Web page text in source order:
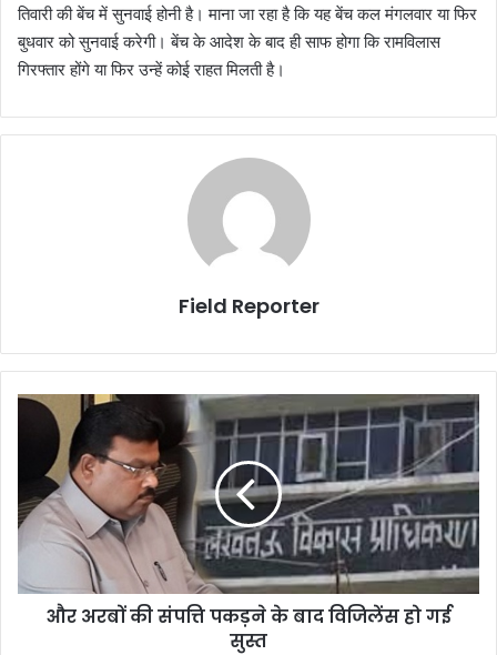
तिवारी की बेंच में सुनवाई होनी है। माना जा रहा है कि यह बेंच कल मंगलवार या फिर
बुधवार को सुनवाई करेगी। बेंच के आदेश के बाद ही साफ होगा कि रामविलास
गिरफ्तार होंगे या फिर उन्हें कोई राहत मिलती है।
Field Reporter
और
संपत्ति
पकड़ने
के
हो
और अरबों की संपत्ति पकड़ने के बाद विजिलेंस हो गई
सुस्त